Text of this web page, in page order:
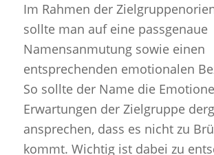
Im Rahmen der
sollte man auf eine passgenaue
Namensanmutung sowie einen
entsprechenden emotionalen
So sollte der Name die
Erwartungen der Zielgruppe
ansprechen, dass es nicht zu
kommt. Wichtig ist dabei zu